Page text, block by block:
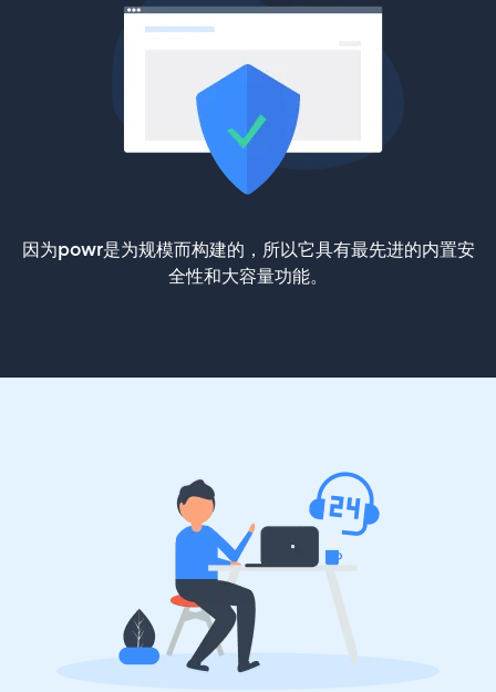
因为powr是为规模而构建的，所以它具有最先进的内置安
全性和大容量功能。